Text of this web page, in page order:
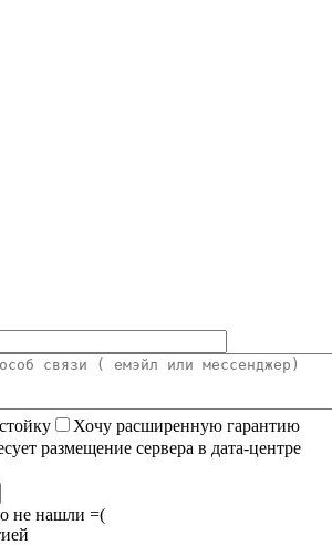
Хочу расширенную гарантию
размещение сервера в дата-центре
не нашли =(